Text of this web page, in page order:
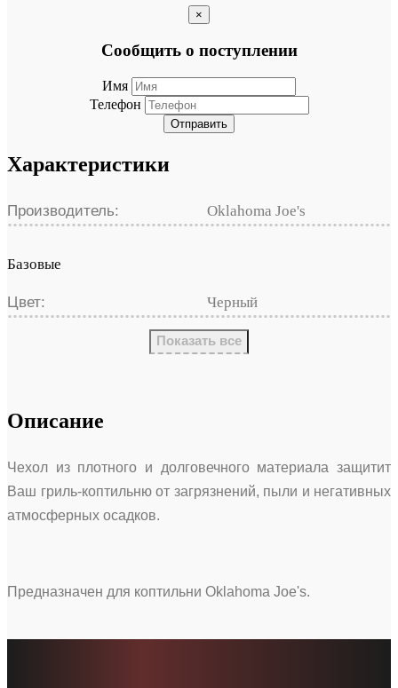
×
Сообщить о поступлении
Имя
Телефон
Отправить
Характеристики
Производитель: Oklahoma Joe's
Базовые
Цвет: Черный
Показать все
Описание
Чехол из плотного и долговечного материала защитит
Ваш гриль-коптильню от загрязнений, пыли и негативных
атмосферных осадков.
Предназначен для коптильни Oklahoma Joe's.